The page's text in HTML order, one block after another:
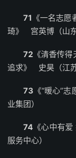
71 《一名志
琦》 宫英博（山
72 《清香传
追求》 史昊（江苏
73 《“暖心”
业集团）
74 《心中有
服务中心）